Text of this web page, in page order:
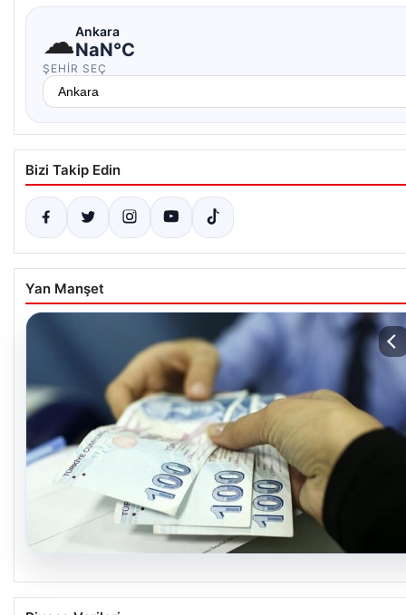
☁Ankara
NaN°C
ŞEHIR SEÇ
Bizi Takip Edin
Yan Manşet
Nisan Ayı Doğum Yardımı Ödemeleri 2026: